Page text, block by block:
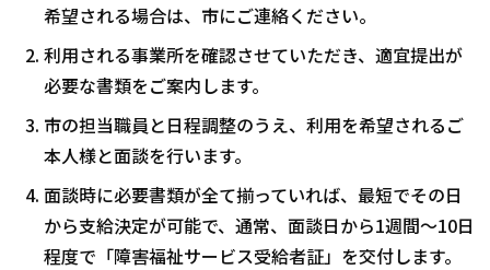
希望される場合は、市にご連絡ください。
利用される事業所を確認させていただき、適宜提出が
必要な書類をご案内します。
市の担当職員と日程調整のうえ、利用を希望されるご
本人様と面談を行います。
面談時に必要書類が全て揃っていれば、最短でその日
から支給決定が可能で、通常、面談日から1週間～10日
程度で「障害福祉サービス受給者証」を交付します。